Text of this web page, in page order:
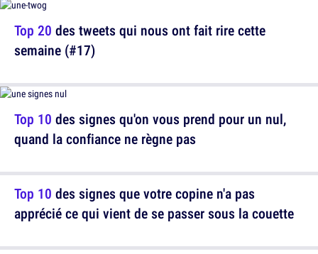
Top 20 des tweets qui nous ont fait rire cette
semaine (#17)
Top 10 des signes que votre copine n'a pas
apprécié ce qui vient de se passer sous la couette
Top 10 des signes qu'on vous prend pour un nul,
quand la confiance ne règne pas